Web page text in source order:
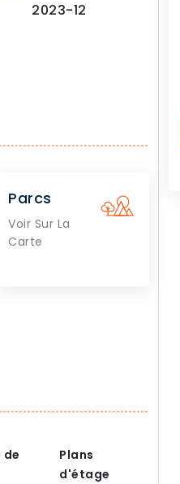
2023-12
Parcs
Voir Sur La
Carte
de
Plans
d'étage